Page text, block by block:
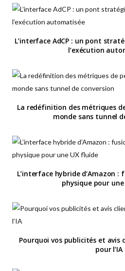
L’interface AdCP : un pont
l’exécution
La redéfinition des métriques
monde sans tunnel
L’interface hybride d’Amazon
physique pour
Pourquoi vos publicités et avis
pour l’IA